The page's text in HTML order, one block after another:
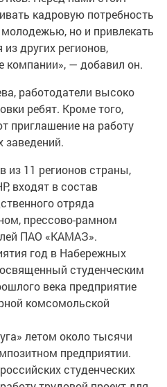
кадровую потребность
но и привлекать
других регионов,
компании», — добавил он.
работодатели высоко
ребят. Кроме того,
приглашение на работу
заведений.
из 11 регионов страны,
входят в состав
отряда
прессово-рамном
ПАО «КАМАЗ».
год в Набережных
студенческим
века предприятие
комсомольской
летом около тысячи
предприятии.
студенческих